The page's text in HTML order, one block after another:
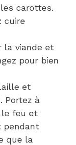
les carottes.
cuire
la viande et
pour bien
et
Portez à
le feu et
pendant
que la